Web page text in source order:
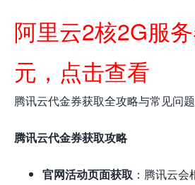
阿里云2核2G服
元，点击查看
腾讯云代金券获取全攻略与常见问
腾讯云代金券获取攻略
官网活动页面获取 ：腾讯云